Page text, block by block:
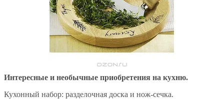
Интересные и необычные приобретения на кухню.
Кухонный набор: разделочная доска и нож-сечка.